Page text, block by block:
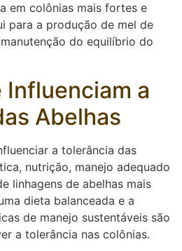
em colônias mais fortes e
para a produção de mel de
do equilíbrio do
Influenciam a
Abelhas
a tolerância das
nutrição, manejo adequado
linhagens de abelhas mais
dieta balanceada e a
de manejo sustentáveis são
a tolerância nas colônias.